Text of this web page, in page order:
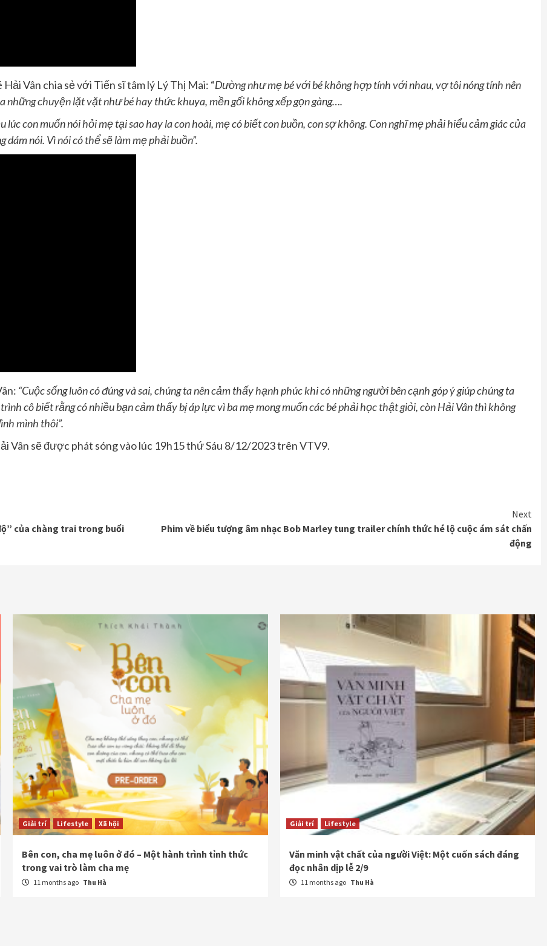
Vân chia sẻ với Tiến sĩ tâm lý Lý Thị Mai: “Dường như mẹ bé với bé không hợp tính với nhau, vợtôinóng tính nên
những chuyện lặt vặt nhưbé hay thức khuya,mền gối khôngxếpgọn gàng….
lúc con muốn nói hỏimẹtại sao hayla con hoài,mẹ có biết con buồn,con sợ không. Con nghĩ mẹ phải hiểu cảm giác của
dám nói. Vì nói có thể sẽ làm mẹ phải buồn”.
“Cuộc sống luôn có đúng và sai, chúng ta nên cảm thấy hạnh phúc khi có những người bên cạnh góp ý giúp chúng ta
cô biết rằng có nhiều bạn cảm thấy bị áp lực vì ba mẹ mong muốn các bé phải học thật giỏi, còn Hải Vân thì không
mình thôi”.
Vân sẽ được phát sóng vào lúc 19h15 thứ Sáu 8/12/2023 trên VTV9.
của chàng trai trong buổi
Next
Phim về biểu tượng âm nhạc Bob Marley tung trailer chính thức hé lộ cuộc ám sát chấn
động
Giải trí Lifestyle Xã hội
Bên con, cha mẹ luôn ở đó – Một hành trình tỉnh thức
trong vai trò làm cha mẹ
11 months ago Thu Hà
Giải trí Lifestyle
Văn minh vật chất của người Việt: Một cuốn sách đáng
đọc nhân dịp lễ 2/9
11 months ago Thu Hà